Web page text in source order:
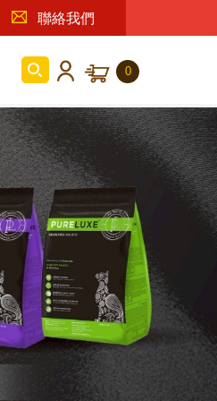
聯絡我們
0